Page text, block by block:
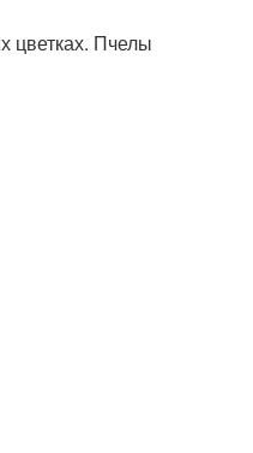
цветках. Пчелы